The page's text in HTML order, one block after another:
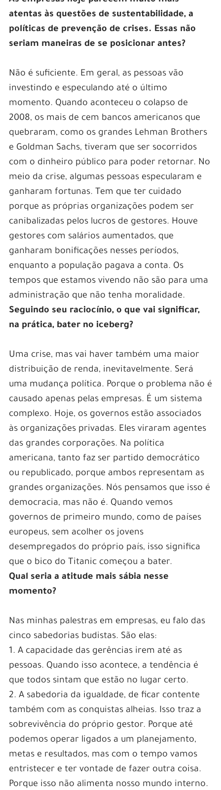
atentas às questões de sustentabilidade, a
políticas de prevenção de crises. Essas não
seriam maneiras de se posicionar antes?
Não é suficiente. Em geral, as pessoas vão
investindo e especulando até o último
momento. Quando aconteceu o colapso de
2008, os mais de cem bancos americanos que
quebraram, como os grandes Lehman Brothers
e Goldman Sachs, tiveram que ser socorridos
com o dinheiro público para poder retornar. No
meio da crise, algumas pessoas especularam e
ganharam fortunas. Tem que ter cuidado
porque as próprias organizações podem ser
canibalizadas pelos lucros de gestores. Houve
gestores com salários aumentados, que
ganharam bonificações nesses períodos,
enquanto a população pagava a conta. Os
tempos que estamos vivendo não são para uma
administração que não tenha moralidade.
Seguindo seu raciocínio, o que vai significar,
na prática, bater no iceberg?
Uma crise, mas vai haver também uma maior
distribuição de renda, inevitavelmente. Será
uma mudança política. Porque o problema não é
causado apenas pelas empresas. É um sistema
complexo. Hoje, os governos estão associados
às organizações privadas. Eles viraram agentes
das grandes corporações. Na política
americana, tanto faz ser partido democrático
ou republicado, porque ambos representam as
grandes organizações. Nós pensamos que isso é
democracia, mas não é. Quando vemos
governos de primeiro mundo, como de países
europeus, sem acolher os jovens
desempregados do próprio país, isso significa
que o bico do Titanic começou a bater.
Qual seria a atitude mais sábia nesse
momento?
Nas minhas palestras em empresas, eu falo das
cinco sabedorias budistas. São elas:
1. A capacidade das gerências irem até as
pessoas. Quando isso acontece, a tendência é
que todos sintam que estão no lugar certo.
2. A sabedoria da igualdade, de ficar contente
também com as conquistas alheias. Isso traz a
sobrevivência do próprio gestor. Porque até
podemos operar ligados a um planejamento,
metas e resultados, mas com o tempo vamos
entristecer e ter vontade de fazer outra coisa.
Porque isso não alimenta nosso mundo interno.